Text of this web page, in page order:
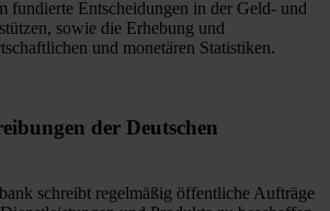
fundierte Entscheidungen in der Geld- und
sowie die Erhebung und
und monetären Statistiken.
der Deutschen
schreibt regelmäßig öffentliche Aufträge